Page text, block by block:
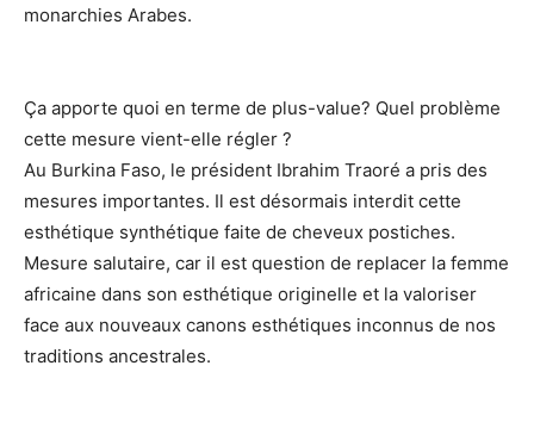
monarchies Arabes.
Ça apporte quoi en terme de plus-value? Quel problème
cette mesure vient-elle régler ?
Au Burkina Faso, le président Ibrahim Traoré a pris des
mesures importantes. Il est désormais interdit cette
esthétique synthétique faite de cheveux postiches.
Mesure salutaire, car il est question de replacer la femme
africaine dans son esthétique originelle et la valoriser
face aux nouveaux canons esthétiques inconnus de nos
traditions ancestrales.